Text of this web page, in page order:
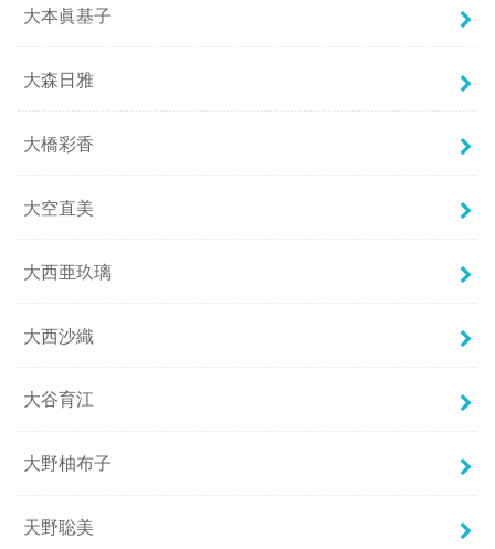
大本眞基子
大森日雅
大橋彩香
大空直美
大西亜玖璃
大西沙織
大谷育江
大野柚布子
天野聡美